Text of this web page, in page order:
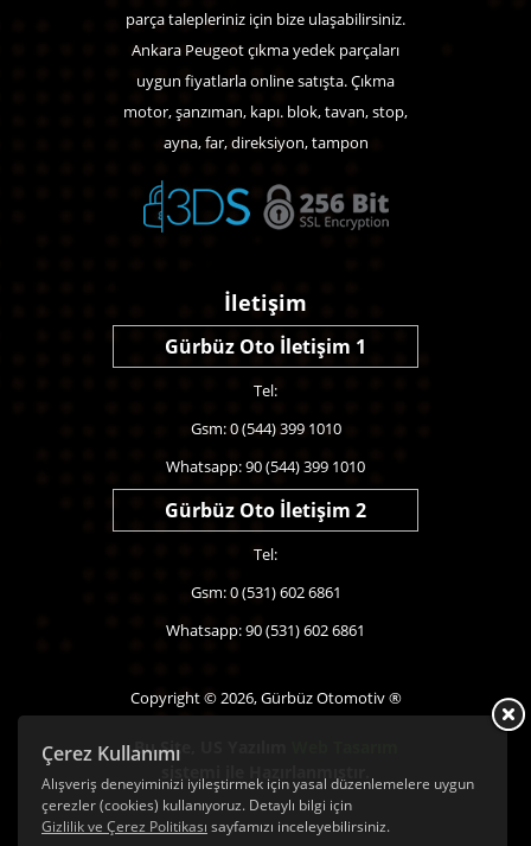
Çerez Kullanımı
Alışveriş deneyiminizi iyileştirmek için yasal düzenlemelere uygun
çerezler (cookies) kullanıyoruz. Detaylı bilgi için
Gizlilik ve Çerez Politikası sayfamızı inceleyebilirsiniz.
parça talepleriniz için bize ulaşabilirsiniz.
Ankara Peugeot çıkma yedek parçaları
uygun fiyatlarla online satışta. Çıkma
motor, şanzıman, kapı. blok, tavan, stop,
ayna, far, direksiyon, tampon
İletişim
Gürbüz Oto İletişim 1
Tel:
Gsm: 0 (544) 399 1010
Whatsapp: 90 (544) 399 1010
Gürbüz Oto İletişim 2
Tel:
Gsm: 0 (531) 602 6861
Whatsapp: 90 (531) 602 6861
Copyright © 2026, Gürbüz Otomotiv ®
Bu Site,